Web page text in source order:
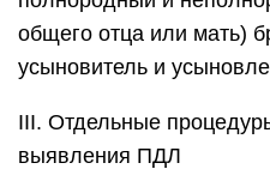
общего отца или мать)
усыновитель и
III. Отдельные
выявления ПДЛ